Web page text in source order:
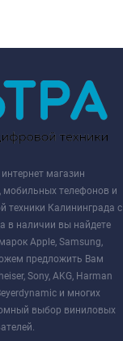
магазин
мобильных телефонов и
техники Калининграда с
в наличии вы найдете
Apple, Samsung,
предложить Вам
Sony, AKG, Harman
и многих
выбор виниловых